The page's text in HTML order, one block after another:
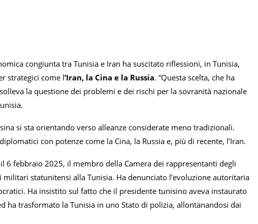
congiunta tra Tunisia e Iran ha suscitato riflessioni, in Tunisia,
strategici come l’Iran, la Cina e la Russia. “Questa scelta, che ha
la questione dei problemi e dei rischi per la sovranità nazionale
si sta orientando verso alleanze considerate meno tradizionali.
con potenze come la Cina, la Russia e, più di recente, l’Iran.
6 febbraio 2025, il membro della Camera dei rappresentanti degli
statunitensi alla Tunisia. Ha denunciato l’evoluzione autoritaria
Ha insistito sul fatto che il presidente tunisino aveva instaurato
ha trasformato la Tunisia in uno Stato di polizia, allontanandosi dai